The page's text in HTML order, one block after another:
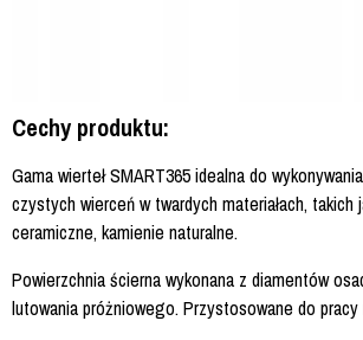
Cechy produktu:
Gama wierteł SMART365 idealna do
czystych wierceń w twardych materiałach, takich
ceramiczne, kamienie naturalne.
Powierzchnia ścierna wykonana z diamentów
lutowania próżniowego. Przystosowane do pracy